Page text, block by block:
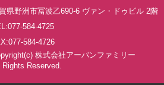
県野洲市冨波乙690-6 ヴァン・ドゥビル 2階
584-4725
584-4726
株式会社アーバンファミリー
Rights Reserved.